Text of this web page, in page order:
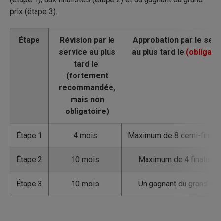
prix (étape 3).
Étape
Étape 1 4 mois Maximum de 8 demi-
Étape 2 10 mois Maximum de 4
Étape 3 10 mois Un gagnant du grand